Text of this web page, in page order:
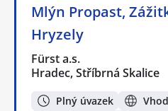
Mlýn Propast,
Hryzely
Fürst a.s.
Hradec, Stříbrná Skalice
Plný úvazek